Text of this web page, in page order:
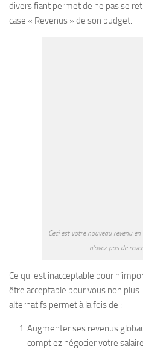
diversifiant permet de ne pas se
case « Revenus » de son budget.
Ceci est votre nouveau revenu
n’avez pas de
Ce qui est inacceptable pour
être acceptable pour vous non
alternatifs permet à la fois de :
Augmenter ses revenus
comptiez négocier votre